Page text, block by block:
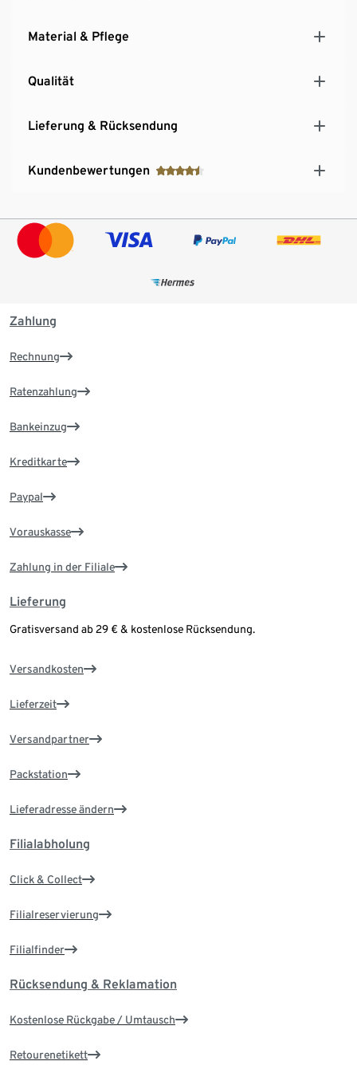
Material & Pflege
Qualität
Lieferung & Rücksendung
Kundenbewertungen
Zahlung
Rechnung
Ratenzahlung
Bankeinzug
Kreditkarte
Paypal
Vorauskasse
Zahlung in der Filiale
Lieferung
Gratisversand ab 29 € & kostenlose Rücksendung.
Versandkosten
Lieferzeit
Versandpartner
Packstation
Lieferadresse ändern
Filialabholung
Click & Collect
Filialreservierung
Filialfinder
Rücksendung & Reklamation
Kostenlose Rückgabe / Umtausch
Retourenetikett